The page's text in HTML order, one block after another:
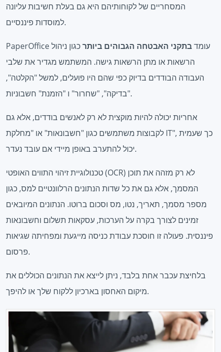
המסחריים של לקוחותיהם היא גם בעלת חשיבות עליונה
למוסדות פיננסיים.
PaperOffice עומדבתקני האבטחה הגבוהים ביותרכגון ניהול
הרשאות או מתן הרשאות גישה. המשתמש מגדיר את שלבי
העבודה הבודדים בדיוק כפי שהם היו פועלים, למשל "הקלטה",
"בדיקה", "שחרור" ו "הזמנת" חשבוניות.
אחריות יכולה להיות מוקצית לא רק לאנשים בודדים, אלא גם
לקבוצות משתמשים כגון "חשבונאות" או "מחלקת IT", כך שעמית
יכול להתערב באופן מיידי אם עובד נעדר.
טכנולוגיית זיהוי התווים האופטי (OCR) לא רק מזהה את תוכן
המסמך, אלא גם את כל שדות הנתונים הרלוונטיים למס, כגון
מספר מסמך, תאריך, נטו, מס וסכום ברוטו. הנתונים המיובאים
זמינים לצורך בקרה על הערכות, עסקאות תשלום וחשבונאות
פיננסית. פעולה זו חוסכת עבודת כניסה מייגעת ומפחיתה שגיאות
פרסום.
בלחיצת עכבר אחת בלבד, ניתן לייצא את הנתונים הכוללים את
מיקום האחסון בארכיון ללקוח שלך או להיפך.